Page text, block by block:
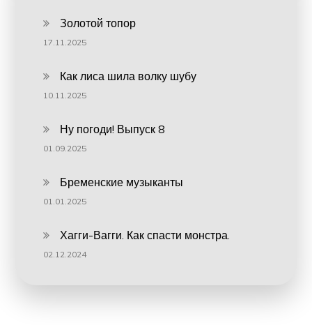
Золотой топор
17.11.2025
Как лиса шила волку шубу
10.11.2025
Ну погоди! Выпуск 8
01.09.2025
Бременские музыканты
01.01.2025
Хагги-Вагги. Как спасти монстра.
02.12.2024